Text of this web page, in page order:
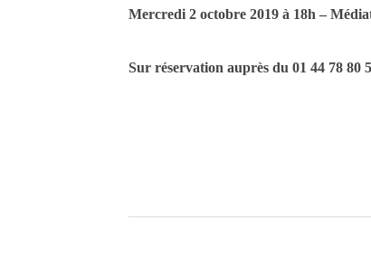
Mercredi 2 octobre 2019 à 18h –
Sur réservation auprès du 01 44 78 80